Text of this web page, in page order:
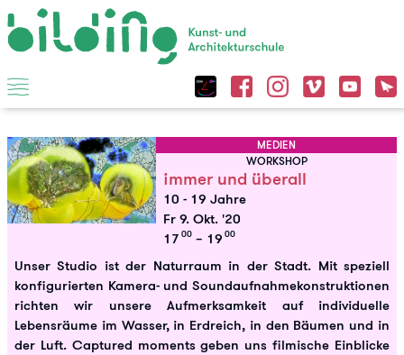
MEDIEN
WORKSHOP
immer und überall
10 - 19 Jahre
Fr 9. Okt. '20
17 00 – 19 00
Unser Studio ist der Naturraum in der Stadt. Mit speziell
konfigurierten Kamera- und Soundaufnahmekonstruktionen
richten wir unsere Aufmerksamkeit auf individuelle
Lebensräume im Wasser, in Erdreich, in den Bäumen und in
der Luft. Captured moments geben uns filmische Einblicke